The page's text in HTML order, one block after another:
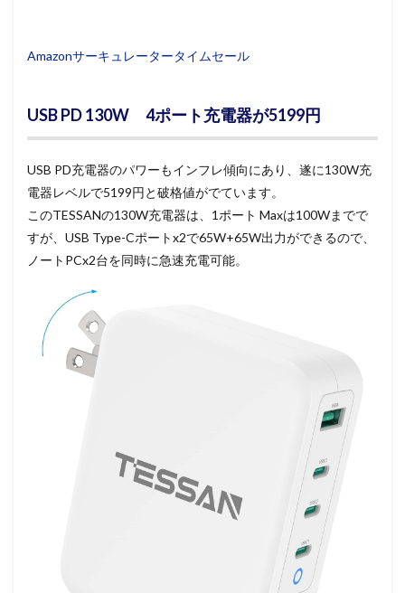
Amazonサーキュレータータイムセール
USB PD 130W 4ポート充電器が5199円
USB PD充電器のパワーもインフレ傾向にあり、遂に130W充
電器レベルで5199円と破格値がでています。
このTESSANの130W充電器は、1ポート Maxは100Wまでで
すが、USB Type-Cポートx2で65W+65W出力ができるので、
ノートPCx2台を同時に急速充電可能。